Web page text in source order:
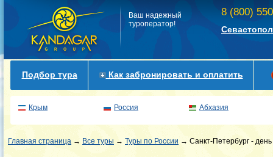
Ваш надежный
туроператор!
8 (800)
Подбор тура Как забронировать и оплатить
Крым Россия Абхазия
Главная страница → Все туры → Туры по России → Санкт-Петербург -